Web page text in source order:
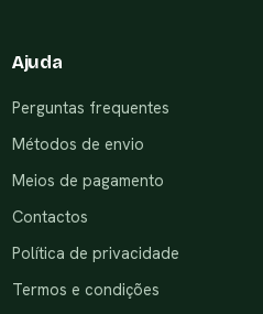
Ajuda
Perguntas frequentes
Métodos de envio
Meios de pagamento
Contactos
Política de privacidade
Termos e condições